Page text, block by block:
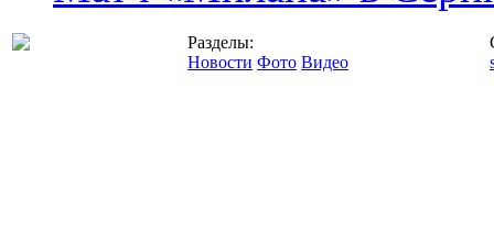
Разделы:
Новости Фото Видео